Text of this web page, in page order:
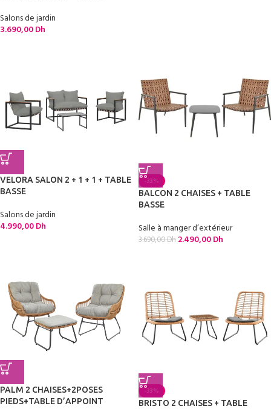
Salons de jardin
3.690,00Dh
VELORA SALON 2 + 1 + 1 + TABLE
BASSE
Salons de jardin
4.990,00Dh
-33%
BALCON 2 CHAISES + TABLE
BASSE
Salle à manger d’extérieur
3.690,00Dh 2.490,00Dh
PALM 2 CHAISES+2POSES
PIEDS+TABLE D’APPOINT
-33%
BRISTO 2 CHAISES + TABLE